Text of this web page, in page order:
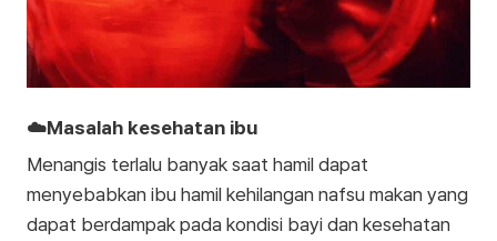
☁️Masalah kesehatan ibu
Menangis terlalu banyak saat hamil dapat
menyebabkan ibu hamil kehilangan nafsu makan yang
dapat berdampak pada kondisi bayi dan kesehatan